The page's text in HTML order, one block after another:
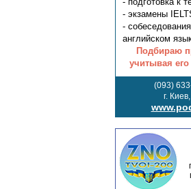
- экзамены
-
английском
Подбираю
учитывая
(093)
г.